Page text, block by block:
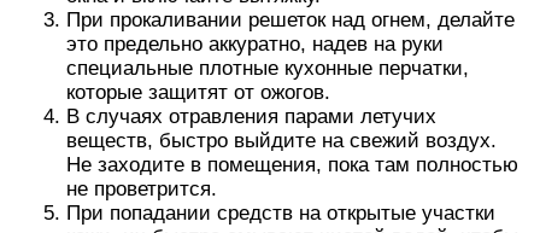
При прокаливании решеток над огнем, делайте
это предельно аккуратно, надев на руки
специальные плотные кухонные перчатки,
которые защитят от ожогов.
В случаях отравления парами летучих
веществ, быстро выйдите на свежий воздух.
Не заходите в помещения, пока там полностью
не проветрится.
При попадании средств на открытые участки